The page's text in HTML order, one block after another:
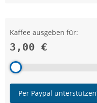
Kaffee ausgeben für:
3,00 €
Per Paypal